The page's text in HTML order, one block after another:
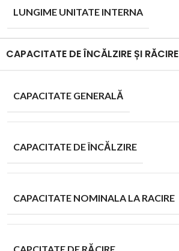
LUNGIME UNITATE INTERNA
CAPACITATE DE ÎNCĂLZIRE ȘI RĂCIRE
CAPACITATE GENERALĂ
CAPACITATE DE ÎNCĂLZIRE
CAPACITATE NOMINALA LA RACIRE